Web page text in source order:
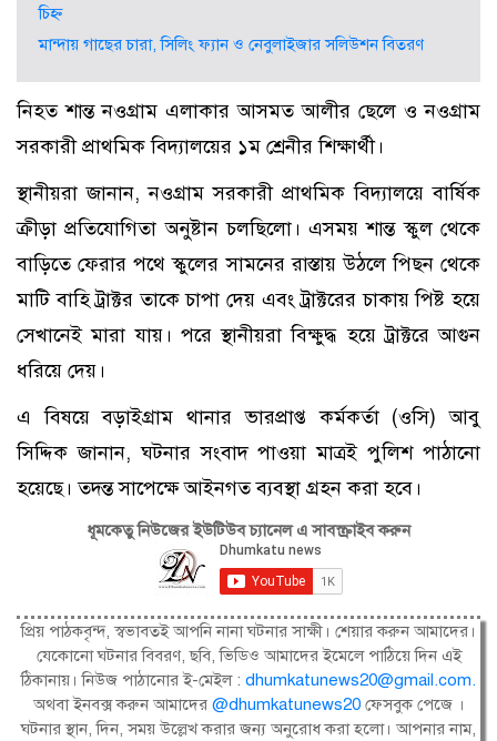
চিহ্ন
মান্দায় গাছের চারা, সিলিং ফ্যান ও নেবুলাইজার সলিউশন বিতরণ
নিহত শান্ত নওগ্রাম এলাকার আসমত আলীর ছেলে ও নওগ্রাম
সরকারী প্রাথমিক বিদ্যালয়ের ১ম শ্রেনীর শিক্ষার্থী।
স্থানীয়রা জানান, নওগ্রাম সরকারী প্রাথমিক বিদ্যালয়ে বার্ষিক
ক্রীড়া প্রতিযোগিতা অনুষ্টান চলছিলো। এসময় শান্ত স্কুল থেকে
বাড়িতে ফেরার পথে স্কুলের সামনের রাস্তায় উঠলে পিছন থেকে
মাটি বাহি ট্রাক্টর তাকে চাপা দেয় এবং ট্রাক্টরের চাকায় পিষ্ট হয়ে
সেখানেই মারা যায়। পরে স্থানীয়রা বিক্ষুদ্ধ হয়ে ট্রাক্টরে আগুন
ধরিয়ে দেয়।
এ বিষয়ে বড়াইগ্রাম থানার ভারপ্রাপ্ত কর্মকর্তা (ওসি) আবু
সিদ্দিক জানান, ঘটনার সংবাদ পাওয়া মাত্রই পুলিশ পাঠানো
হয়েছে। তদন্ত সাপেক্ষে আইনগত ব্যবস্থা গ্রহন করা হবে।
ধূমকেতু নিউজের ইউটিউব চ্যানেল এ সাবস্ক্রাইব করুন
প্রিয় পাঠকবৃন্দ, স্বভাবতই আপনি নানা ঘটনার সাক্ষী। শেয়ার করুন আমাদের।
যেকোনো ঘটনার বিবরণ, ছবি, ভিডিও আমাদের ইমেলে পাঠিয়ে দিন এই
ঠিকানায়। নিউজ পাঠানোর ই-মেইল : dhumkatunews20@gmail.com.
অথবা ইনবক্স করুন আমাদের@dhumkatunews20 ফেসবুক পেজে ।
ঘটনার স্থান, দিন, সময় উল্লেখ করার জন্য অনুরোধ করা হলো। আপনার নাম,